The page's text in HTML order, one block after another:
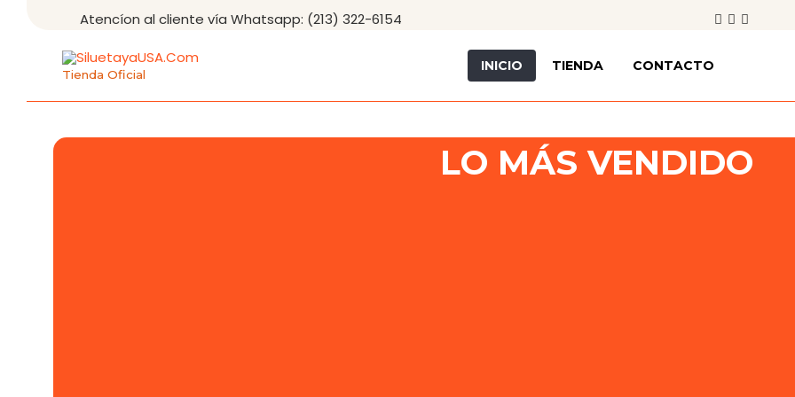
Atencíon al cliente vía Whatsapp: (213) 322-6154
Tienda Oficial
INICIO TIENDA CONTACTO
LO MÁS VENDIDO